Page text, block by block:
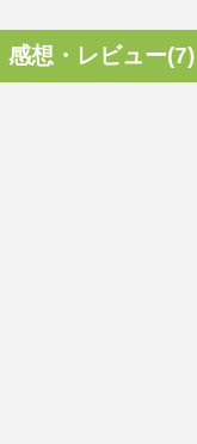
感想・レビュー(7)